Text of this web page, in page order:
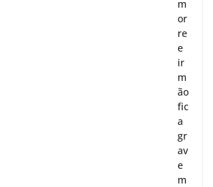
m
or
re
e
ir
m
ão
fic
a
gr
av
e
m